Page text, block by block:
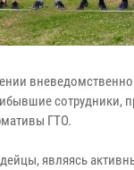
сотрудники,
ГТО.
являясь